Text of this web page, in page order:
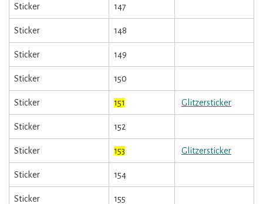
Sticker 147
Sticker 148
Sticker 149
Sticker 150
Sticker 151 Glitzersticker
Sticker 152
Sticker 153 Glitzersticker
Sticker 154
Sticker 155